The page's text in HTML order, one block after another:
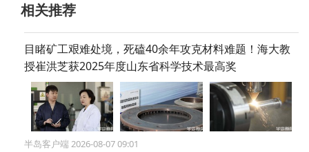
相关推荐
目睹矿工艰难处境，死磕40余年攻克材料难题！海大教
授崔洪芝获2025年度山东省科学技术最高奖
半岛客户端 2026-08-07 09:01